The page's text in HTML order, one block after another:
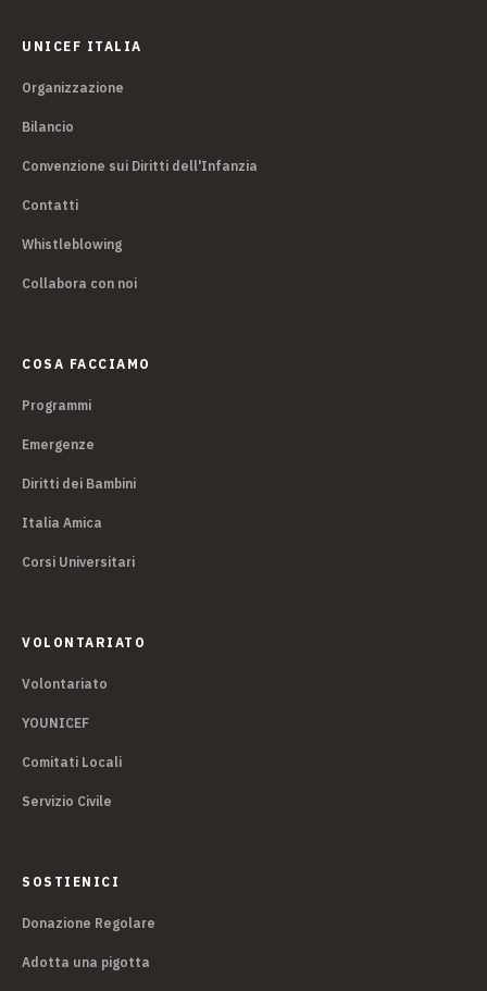
UNICEF ITALIA
Organizzazione
Bilancio
Convenzione sui Diritti dell'Infanzia
Contatti
Whistleblowing
Collabora con noi
COSA FACCIAMO
Programmi
Emergenze
Diritti dei Bambini
Italia Amica
Corsi Universitari
VOLONTARIATO
Volontariato
YOUNICEF
Comitati Locali
Servizio Civile
SOSTIENICI
Donazione Regolare
Adotta una pigotta